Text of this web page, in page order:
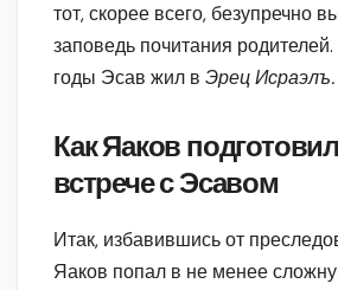
тот, скорее всего, безупречно
заповедь почитания
годы Эсав жил в Эрец Исраэлъ.
Как Яаков
встрече с Эсавом
Итак, избавившись от
Яаков попал в не менее